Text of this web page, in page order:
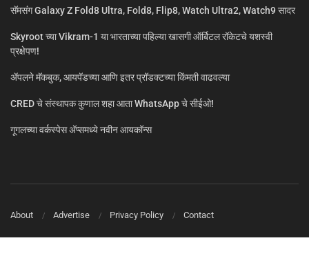
सॅमसंग Galaxy Z Fold8 Ultra, Fold8, Flip8, Watch Ultra2, Watch9 सादर
Skyroot च्या Vikram-1 या भारताच्या पहिल्या खासगी ऑर्बिटल रॉकेटचे यशस्वी
प्रक्षेपण!
ॲपलने मॅकबुक, आयपॅडच्या आणि इतर प्रॉडक्टच्या किंमती वाढवल्या
CRED चे संस्थापक कुणाल शहा आता WhatsApp चे सीईओ!
गूगलच्या वर्कस्पेस अ‍ॅप्समध्ये नवीन आयकॉन्स
About Advertise Privacy Policy Contact